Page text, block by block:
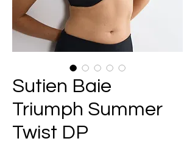
Sutien Baie
Triumph Summer
Twist DP